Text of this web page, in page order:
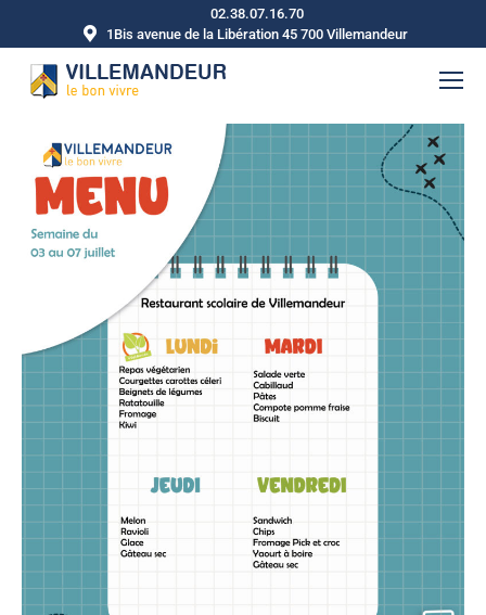
02.38.07.16.70
1Bis avenue de la Libération 45 700 Villemandeur